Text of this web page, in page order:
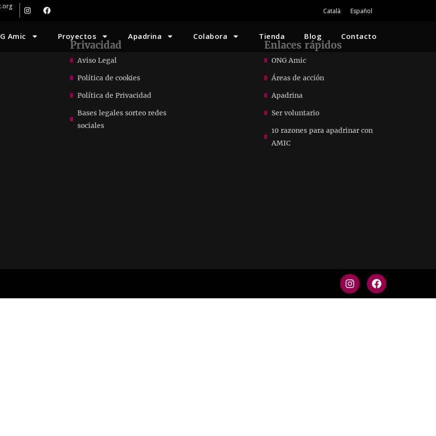
Català Español
Amic Proyectos Apadrina Colabora Tienda Blog Contacto
Privacidad
Aviso Legal
Política de cookies
Política de Privacidad
Bases legales sorteo redes
sociales
Enlaces rápidos
ONG Amic
Áreas de acción
Apadrina
Ser voluntario
10 razones para apadrinar con
AMIC